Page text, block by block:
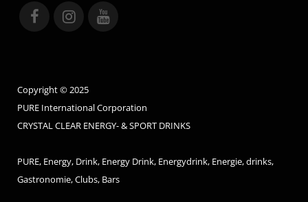
Copyright © 2025
PURE International Corporation
CRYSTAL CLEAR ENERGY- & SPORT DRINKS
PURE, Energy, Drink, Energy Drink, Energydrink, Energie, drinks,
Gastronomie, Clubs, Bars